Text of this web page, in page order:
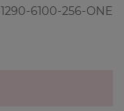
1290-6100-256-ONE